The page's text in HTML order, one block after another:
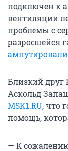
подключен к
вентиляции
проблемы с
разросшейся
Близкий друг
Аскольд
MSK1.RU, что
помощь,
— К